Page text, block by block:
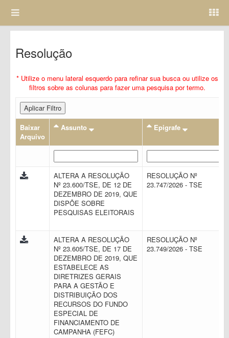
Resolução
* Utilize o menu lateral esquerdo para refinar sua busca ou utilize os
filtros sobre as colunas para fazer uma pesquisa por termo.
Aplicar Filtro
Baixar
Arquivo
Assunto Epigrafe
ALTERA A RESOLUÇÃO
Nº 23.600/TSE, DE 12 DE
DEZEMBRO DE 2019, QUE
DISPÕE SOBRE
PESQUISAS ELEITORAIS
RESOLUÇÃO Nº
23.747/2026 - TSE
ALTERA A RESOLUÇÃO
Nº 23.605/TSE, DE 17 DE
DEZEMBRO DE 2019, QUE
ESTABELECE AS
DIRETRIZES GERAIS
PARA A GESTÃO E
DISTRIBUIÇÃO DOS
RECURSOS DO FUNDO
ESPECIAL DE
FINANCIAMENTO DE
CAMPANHA (FEFC)
RESOLUÇÃO Nº
23.749/2026 - TSE